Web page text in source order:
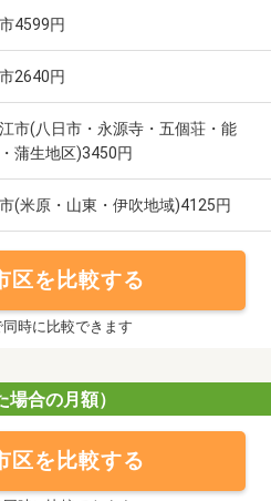
4599円
2640円
市(八日市・永源寺・五個荘・能
蒲生地区)3450円
(米原・山東・伊吹地域)4125円
区を比較する
時に比較できます
場合の月額）
区を比較する